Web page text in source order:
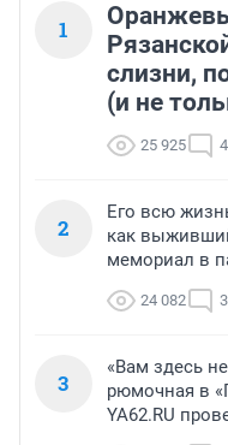
1
слизни,
(и не
25 925 4
2
Его всю
как
мемориал в
24 082 3
3
«Вам здесь
рюмочная в
YA62.RU